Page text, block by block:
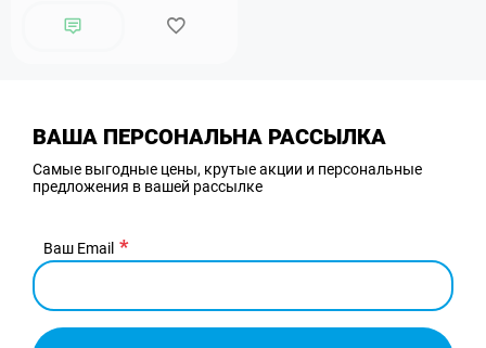
ВАША ПЕРСОНАЛЬНА РАССЫЛКА
Самые выгодные цены, крутые акции и персональные
предложения в вашей рассылке
Ваш Email